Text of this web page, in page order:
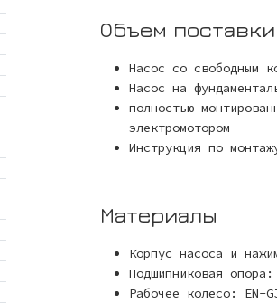
Объем поставки
Насос со свободным
Насос на
полностью
электромотором
Инструкция по
Материалы
Корпус насоса и
Подшипниковая опора:
Рабочее колесо: EN-